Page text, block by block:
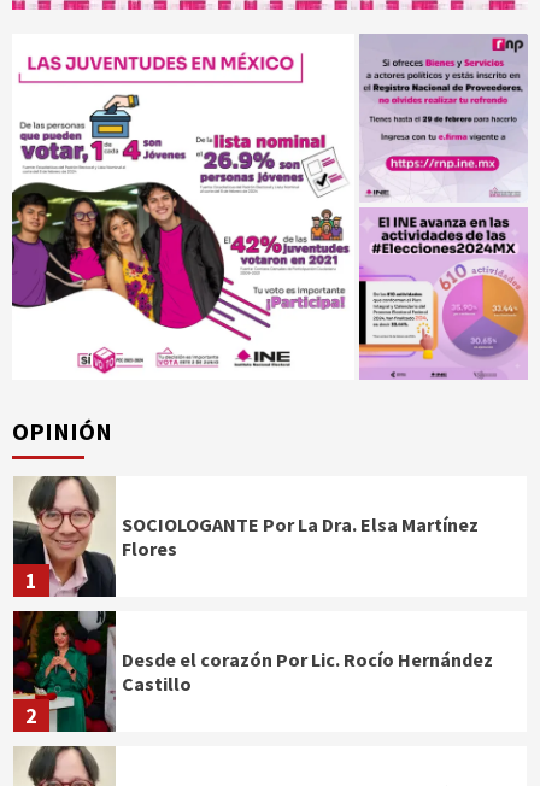
OPINIÓN
1
SOCIOLOGANTE Por La Dra. Elsa Martínez
Flores
2
Desde el corazón Por Lic. Rocío Hernández
Castillo